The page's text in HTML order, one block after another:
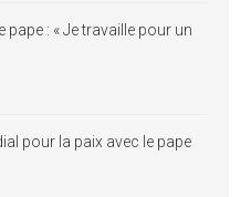
pape : « Je travaille pour un
pour la paix avec le pape